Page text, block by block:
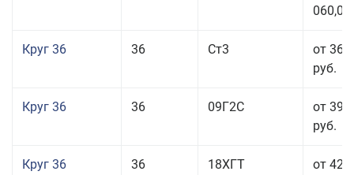
060,00
Круг 36 36 Ст3
от 36
руб.
Круг 36 36 09Г2С
от 39
руб.
Круг 36 36 18ХГТ
от 42